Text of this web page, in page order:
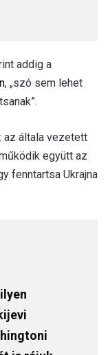
addig a
, „szó sem lehet
az általa vezetett
együtt az
fenntartsa Ukrajna